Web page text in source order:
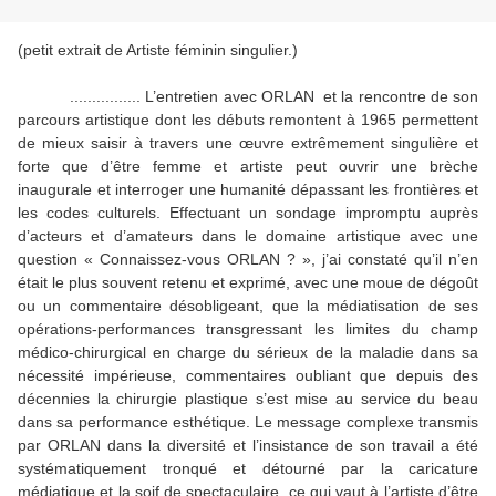
(petit extrait de Artiste féminin singulier.)
................ L’entretien avec ORLAN et la rencontre de son
parcours artistique dont les débuts remontent à 1965 permettent
de mieux saisir à travers une œuvre extrêmement singulière et
forte que d’être femme et artiste peut ouvrir une brèche
inaugurale et interroger une humanité dépassant les frontières et
les codes culturels. Effectuant un sondage impromptu auprès
d’acteurs et d’amateurs dans le domaine artistique avec une
question « Connaissez-vous ORLAN ? », j’ai constaté qu’il n’en
était le plus souvent retenu et exprimé, avec une moue de dégoût
ou un commentaire désobligeant, que la médiatisation de ses
opérations-performances transgressant les limites du champ
médico-chirurgical en charge du sérieux de la maladie dans sa
nécessité impérieuse, commentaires oubliant que depuis des
décennies la chirurgie plastique s’est mise au service du beau
dans sa performance esthétique. Le message complexe transmis
par ORLAN dans la diversité et l’insistance de son travail a été
systématiquement tronqué et détourné par la caricature
médiatique et la soif de spectaculaire, ce qui vaut à l’artiste d’être